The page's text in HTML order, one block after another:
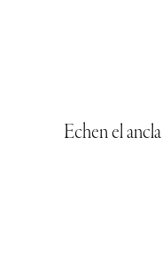
Echen el ancla